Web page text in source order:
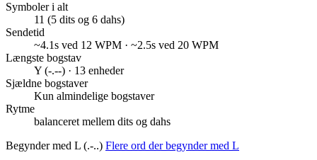
Symboler i alt
11 (5 dits og 6 dahs)
Sendetid
~4.1s ved 12 WPM · ~2.5s ved 20 WPM
Længste bogstav
Y (-.--) · 13 enheder
Sjældne bogstaver
Kun almindelige bogstaver
Rytme
balanceret mellem dits og dahs
Begynder med L (.-..) Flere ord der begynder med L